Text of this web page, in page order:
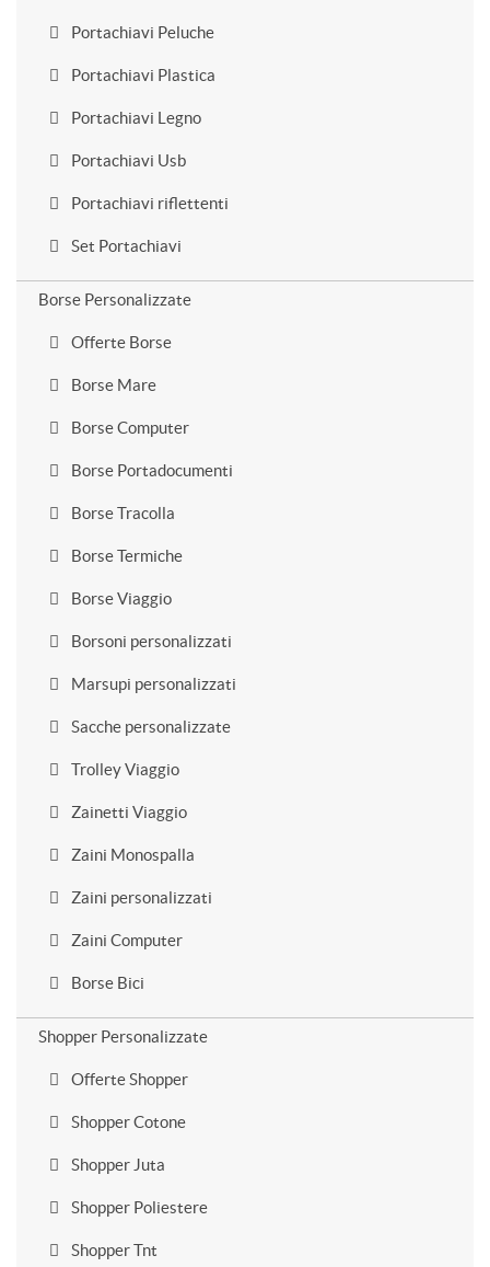
Portachiavi Peluche
Portachiavi Plastica
Portachiavi Legno
Portachiavi Usb
Portachiavi riflettenti
Set Portachiavi
Borse Personalizzate
Offerte Borse
Borse Mare
Borse Computer
Borse Portadocumenti
Borse Tracolla
Borse Termiche
Borse Viaggio
Borsoni personalizzati
Marsupi personalizzati
Sacche personalizzate
Trolley Viaggio
Zainetti Viaggio
Zaini Monospalla
Zaini personalizzati
Zaini Computer
Borse Bici
Shopper Personalizzate
Offerte Shopper
Shopper Cotone
Shopper Juta
Shopper Poliestere
Shopper Tnt